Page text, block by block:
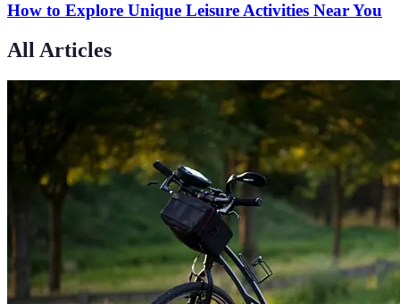
How to Explore Unique Leisure Activities Near You
All Articles